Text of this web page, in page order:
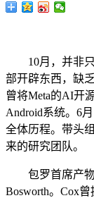
10月，并非只
部开辟东西，缺
曾将Meta的AI开
Android系统。6
全体历程。带头
来的研究团队。
包罗首席产物
Bosworth。Cox